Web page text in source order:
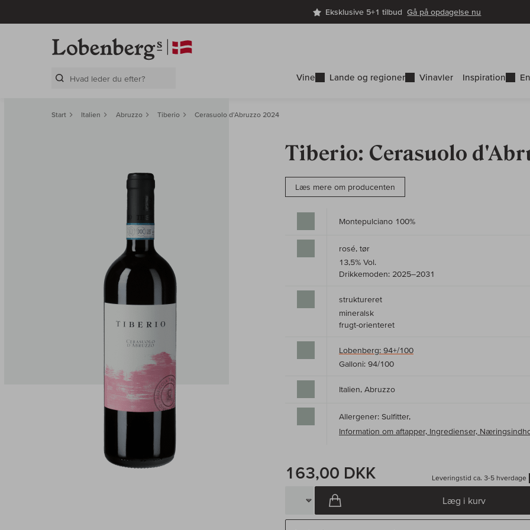
Eksklusive 5+1 tilbudGå på opdagelse nu
Vine Lande og regioner Vinavler Inspiration
Start Italien Abruzzo Tiberio Cerasuolo d'Abruzzo 2024
Tiberio: Cerasuolo
Læs mere om producenten
Montepulciano 100%
rosé, tør
13,5% Vol.
Drikkemoden: 2025–2031
struktureret
mineralsk
frugt-orienteret
Lobenberg: 94+/100
Galloni: 94/100
Italien, Abruzzo
Allergener: Sulfitter,
Information om aftapper, Ingredienser,
163,00 DKK Leveringstid ca. 3-5 hverdage
Læg i kurv